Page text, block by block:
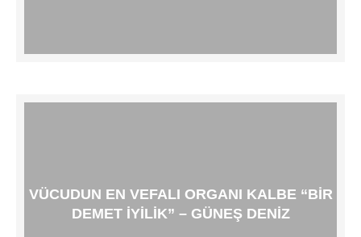
VÜCUDUN EN VEFALI ORGANI KALBE “BIR
DEMET İYILIK” – GÜNEŞ DENIZ